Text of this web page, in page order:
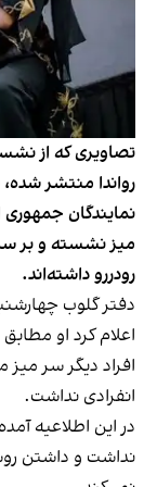
تصاویری که از
رواندا منتشر
نمایندگان جمهوری
میز نشسته و بر
رودررو داشته‌اند.
اعلام کرد او
افراد دیگر سر میز
انفرادی نداشت.
در این اطلاعیه
نداشت و داشتن